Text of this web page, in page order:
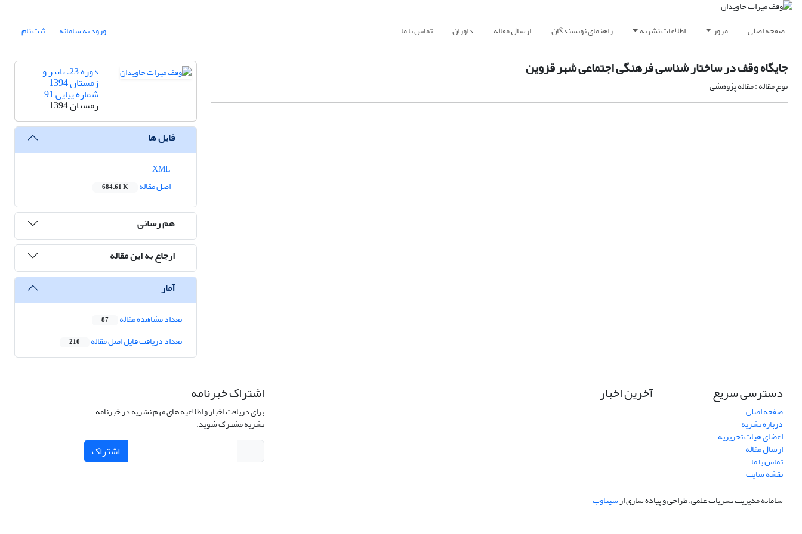
صفحه اصلی مرور اطلاعات نشریه راهنمای نویسندگان ارسال مقاله داوران تماس با ما ورود به سامانه ثبت نام
جایگاه وقف در ساختار شناسی فرهنگی اجتماعی شهر قزوین
نوع مقاله : مقاله پژوهشی
دوره 23، پاییز و
زمستان 1394 -
شماره پیاپی 91
زمستان 1394
فایل ها
اصل مقاله
684.61 K
هم رسانی
ارجاع به این مقاله
آمار
تعداد مشاهده مقاله 87
تعداد دریافت فایل اصل مقاله 210
دسترسی سریع
صفحه اصلی
درباره نشریه
اعضای هیات تحریریه
ارسال مقاله
تماس با ما
نقشه سایت
آخرین اخبار اشتراک خبرنامه
برای دریافت اخبار و اطلاعیه های مهم نشریه در خبرنامه
نشریه مشترک شوید.
اشتراک
سامانه مدیریت نشریات علمی.طراحی و پیاده سازی ازسیناوب